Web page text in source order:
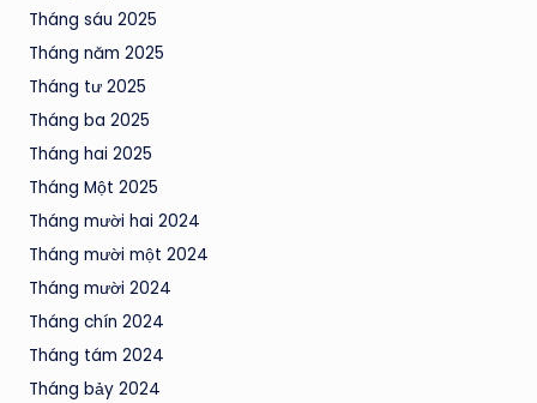
Tháng sáu 2025
Tháng năm 2025
Tháng tư 2025
Tháng ba 2025
Tháng hai 2025
Tháng Một 2025
Tháng mười hai 2024
Tháng mười một 2024
Tháng mười 2024
Tháng chín 2024
Tháng tám 2024
Tháng bảy 2024